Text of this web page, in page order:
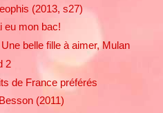
(2013, s27)
eu mon bac!
belle fille à aimer, Mulan
2
de France préférés
(2011)